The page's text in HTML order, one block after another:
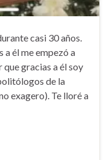
casi 30 años.
a él me empezó a
gracias a él soy
de la
exagero). Te lloré a